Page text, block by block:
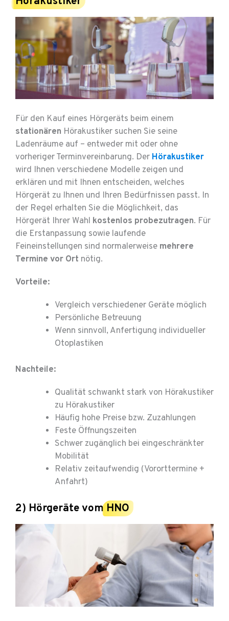
Für den Kauf eines Hörgeräts beim einem
stationären Hörakustiker suchen Sie seine
Ladenräume auf – entweder mit oder ohne
vorheriger Terminvereinbarung. Der Hörakustiker
wird Ihnen verschiedene Modelle zeigen und
erklären und mit Ihnen entscheiden, welches
Hörgerät zu Ihnen und Ihren Bedürfnissen passt. In
der Regel erhalten Sie die Möglichkeit, das
Hörgerät Ihrer Wahl kostenlos probezutragen. Für
die Erstanpassung sowie laufende
Feineinstellungen sind normalerweise mehrere
Termine vor Ort nötig.
Vorteile:
Vergleich verschiedener Geräte möglich
Persönliche Betreuung
Wenn sinnvoll, Anfertigung individueller
Otoplastiken
Nachteile:
Qualität schwankt stark von Hörakustiker
zu Hörakustiker
Häufig hohe Preise bzw. Zuzahlungen
Feste Öffnungszeiten
Schwer zugänglich bei eingeschränkter
Mobilität
Relativ zeitaufwendig (Vororttermine +
Anfahrt)
2) Hörgeräte vom HNO